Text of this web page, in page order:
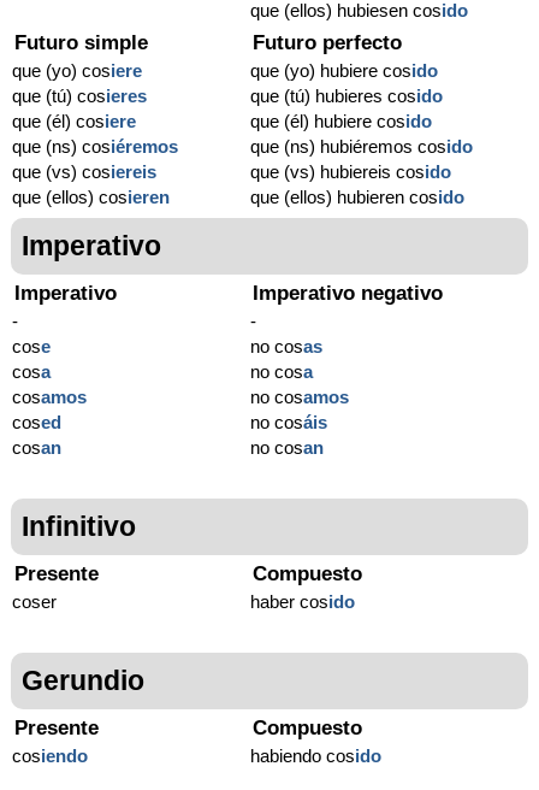
que (ellos) hubiesen cosido
Futuro simple
que (yo) cosiere
que (tú) cosieres
que (él) cosiere
que (ns) cosiéremos
que (vs) cosiereis
que (ellos) cosieren
Futuro perfecto
que (yo) hubiere cosido
que (tú) hubieres cosido
que (él) hubiere cosido
que (ns) hubiéremos cosido
que (vs) hubiereis cosido
que (ellos) hubieren cosido
Imperativo
Imperativo
-
cose
cosa
cosamos
cosed
cosan
Imperativo negativo
-
no cosas
no cosa
no cosamos
no cosáis
no cosan
Infinitivo
Presente
coser
Compuesto
haber cosido
Gerundio
Presente
cosiendo
Compuesto
habiendo cosido